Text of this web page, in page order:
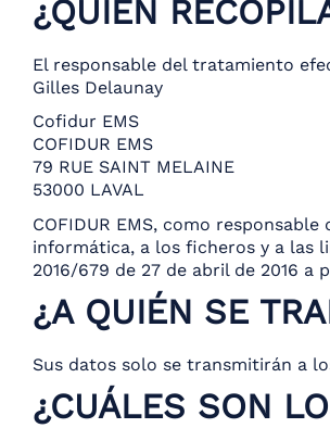
¿QUIÉN
El responsable del tratamiento
Gilles Delaunay
Cofidur EMS
COFIDUR EMS
79 RUE SAINT MELAINE
53000 LAVAL
COFIDUR EMS, como
informática, a los ficheros y a las
2016/679 de 27 de abril de 2016 a
¿A QUIÉN SE
Sus datos solo se transmitirán a
¿CUÁLES SON